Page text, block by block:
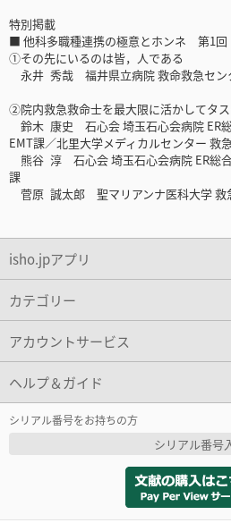
特別掲載
■ 他科多職種連携の極意とホンネ 第1回
①その先にいるのは皆，人である
永井 秀哉 福井県立病院 救命救急セン
②院内救急救命士を最大限に活かしてタ
鈴木 康史 石心会 埼玉石心会病院 ER
EMT課／北里大学メディカルセンター 救
熊谷 淳 石心会 埼玉石心会病院 ER総
課
菅原 誠太郎 聖マリアンナ医科大学 救
isho.jpアプリ
カテゴリー
アカウントサービス
ヘルプ＆ガイド
シリアル番号をお持ちの方
シリアル番号